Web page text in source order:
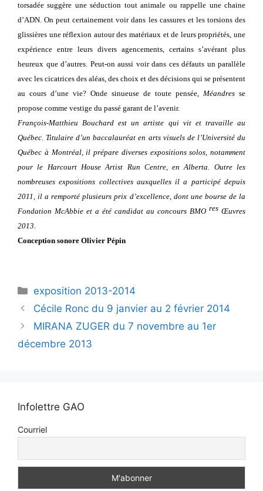
torsadée suggère une séduction tout animale ou rappelle une chaine
d’ADN. On peut certainement voir dans les cassures et les torsions des
glissières une réflexion autour des matériaux et de leurs propriétés, une
expérience entre leurs divers agencements, certains s’avérant plus
heureux que d’autres. Peut-on aussi voir dans ces défauts un parallèle
avec les cicatrices des aléas, des choix et des décisions qui se présentent
au cours d’une vie? Onde sinueuse de toute pensée, Méandres se
propose comme vestige du passé garant de l’avenir.
François-Matthieu Bouchard est un artiste qui vit et travaille au
Québec. Titulaire d’un baccalauréat en arts visuels de l’Université du
Québec à Montréal, il prépare diverses expositions solos, notamment
pour le Harcourt House Artist Run Centre, en Alberta. Outre les
nombreuses expositions collectives auxquelles il a participé depuis
2011, il a remporté plusieurs prix d’excellence, dont une bourse de la
Fondation McAbbie et a été candidat au concours BMO res Œuvres
2013.
Conception sonore Olivier Pépin
exposition 2013-2014
Cécile Ronc du 9 janvier au 2 février 2014
MIRANA ZUGER du 7 novembre au 1er
décembre 2013
Infolettre GAO
Courriel